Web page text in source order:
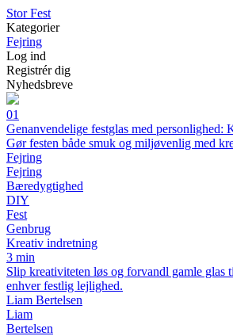
StorFest
Kategorier
Fejring
Log ind
Registrér dig
Nyhedsbreve
01
Genanvendelige festglas med
Gør festen både smuk og miljøvenlig med
Fejring
Fejring
Bæredygtighed
DIY
Fest
Genbrug
Kreativ indretning
3 min
Slip kreativiteten løs og forvandl gamle
enhver festlig lejlighed.
Liam Bertelsen
Liam
Bertelsen